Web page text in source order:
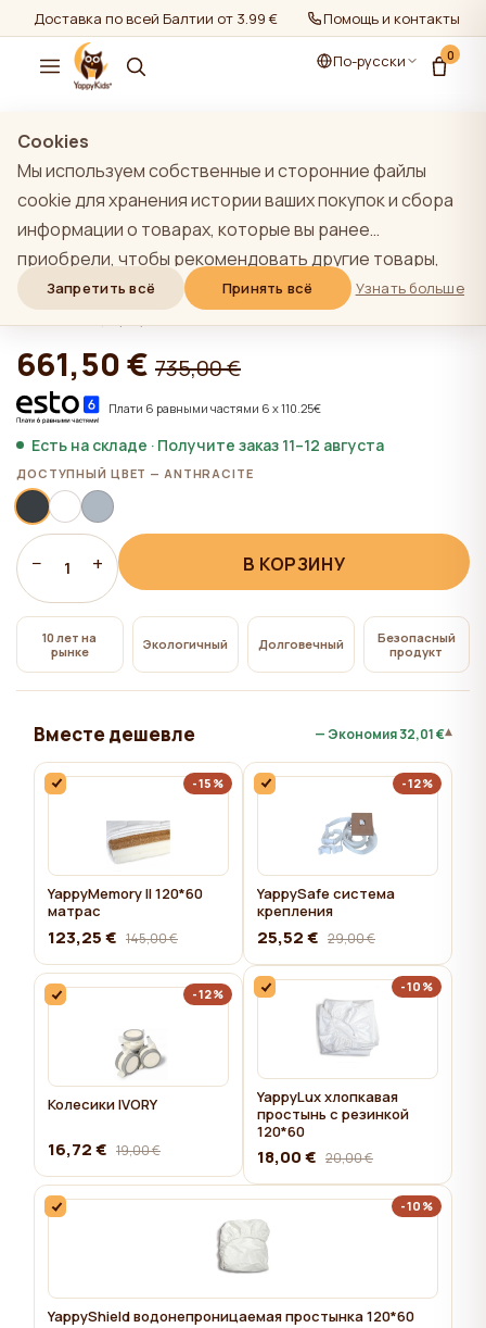
Доставка по всей Балтии от 3.99 € Помощь и контакты
По-русски 0
показать все
ANTHRACITE YappyÉtude кроватка
комплект
661,50 € 735,00 €
Плати 6 равными частями 6 x 110.25€
Есть на складе · Получите заказ 11–12 августа
ДОСТУПНЫЙ ЦВЕТ — ANTHRACITE
− 1 + В КОРЗИНУ
10 лет на
рынке
Экологичный Долговечный
Безопасный
продукт
Вместе дешевле — Экономия32,01 €▾
-15%
YappyMemory II 120*60
матрас
123,25 € 145,00 €
-12%
YappySafe система
крепления
25,52 € 29,00 €
-12%
Колесики IVORY
16,72 € 19,00 €
-10%
YappyLux хлопкавая
простынь с резинкой
120*60
18,00 € 20,00 €
-10%
YappyShield водонепроницаемая простынка 120*60
Cookies
Мы используем собственные и сторонние файлы
cookie для хранения истории ваших покупок и сбора
информации о товарах, которые вы ранее
приобрели, чтобы рекомендовать другие товары,
которые, по нашему мнению, могут вас
заинтересовать. Чтобы узнать больше о нашей
кнопку "Узнать больше". Вы можете согласиться со
всеми файлами cookie, нажав кнопку "Принять все",
или отклонить их, нажав кнопку "Запретить все". Если
пользователь сайта нажимает кнопку "Отказать
всем", на сайте сохраняются технические файлы
cookie, необходимые для работы сайта,
использование которых не требует согласия
пользователя.
Запретить всё Принять всё Узнать больше